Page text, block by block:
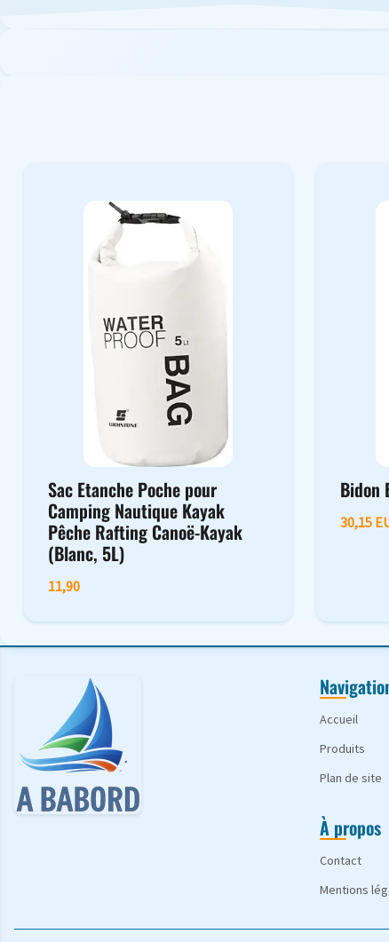
Sac Etanche Poche pour
Camping Nautique Kayak
Pêche Rafting Canoë-Kayak
(Blanc, 5L)
11,90
Bidon
30,15
Accueil
Produits
Plan de site
À propos
Contact
Mentions